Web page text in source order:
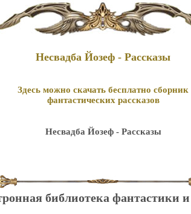
Несвадба Йозеф - Рассказы
Здесь можно скачать бесплатно сборник
фантастических рассказов
Несвадба Йозеф - Рассказы
библиотека фантастики